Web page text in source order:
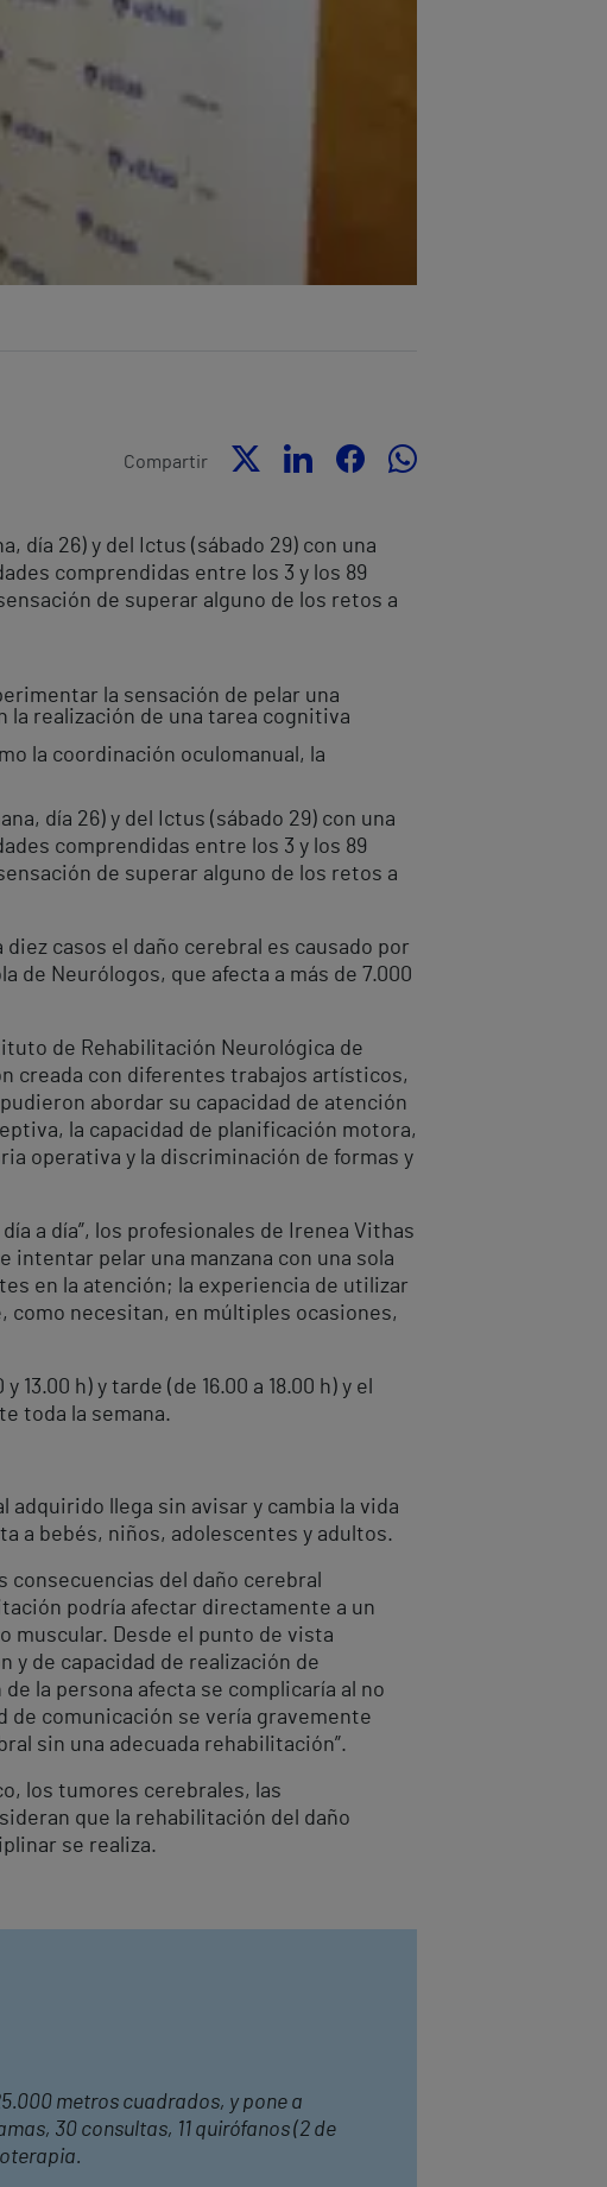
Compartir
día 26) y del Ictus (sábado 29) con una
comprendidas entre los 3 y los 89
de superar alguno de los retos a
la sensación de pelar una
la realización de una tarea cognitiva
la coordinación oculomanual, la
día 26) y del Ictus (sábado 29) con una
comprendidas entre los 3 y los 89
de superar alguno de los retos a
casos el daño cerebral es causado por
de Neurólogos, que afecta a más de 7.000
de Rehabilitación Neurológica de
creada con diferentes trabajos artísticos,
abordar su capacidad de atención
la capacidad de planificación motora,
operativa y la discriminación de formas y
a día”, los profesionales de Irenea Vithas
pelar una manzana con una sola
en la atención; la experiencia de utilizar
como necesitan, en múltiples ocasiones,
h) y tarde (de 16.00 a 18.00 h) y el
toda la semana.
llega sin avisar y cambia la vida
a bebés, niños, adolescentes y adultos.
consecuencias del daño cerebral
podría afectar directamente a un
muscular. Desde el punto de vista
de capacidad de realización de
la persona afecta se complicaría al no
de comunicación se vería gravemente
sin una adecuada rehabilitación”.
los tumores cerebrales, las
que la rehabilitación del daño
se realiza.
metros cuadrados, y pone a
30 consultas, 11 quirófanos (2 de